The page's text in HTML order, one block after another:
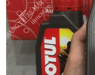
Quay
Lại